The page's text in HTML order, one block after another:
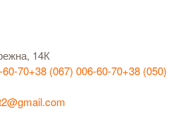
14К
70+38 (067) 006-60-70+38 (050)